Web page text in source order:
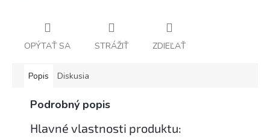
OPÝTAŤ SA STRÁŽIŤ ZDIEĽAŤ
Popis Diskusia
Podrobný popis
Hlavné vlastnosti produktu: